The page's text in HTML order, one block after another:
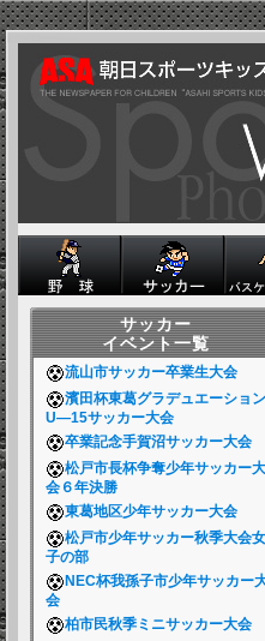
サッカー
イベント一覧
流山市サッカー卒業生大会
濱田杯東葛グラデュエーション
U―15サッカー大会
卒業記念手賀沼サッカー大会
松戸市長杯争奪少年サッカー大
会６年決勝
東葛地区少年サッカー大会
松戸市少年サッカー秋季大会女
子の部
NEC杯我孫子市少年サッカー
会
柏市民秋季ミニサッカー大会